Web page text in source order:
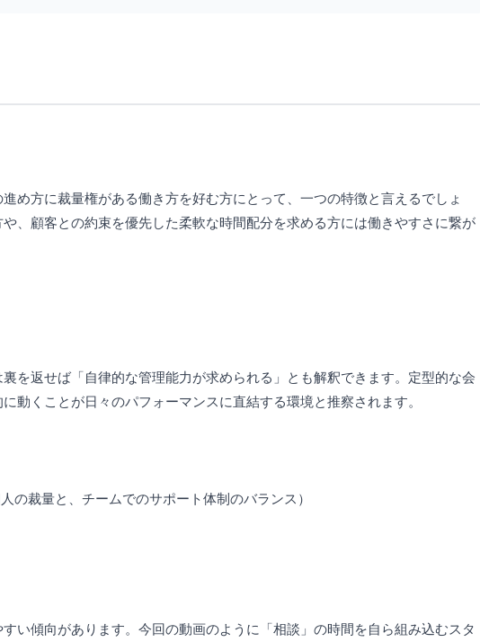
め方に裁量権がある働き方を好む方にとって、一つの特徴と言えるでしょ
、顧客との約束を優先した柔軟な時間配分を求める方には働きやすさに繋が
を返せば「自律的な管理能力が求められる」とも解釈できます。定型的な会
動くことが日々のパフォーマンスに直結する環境と推察されます。
の裁量と、チームでのサポート体制のバランス）
い傾向があります。今回の動画のように「相談」の時間を自ら組み込むスタ